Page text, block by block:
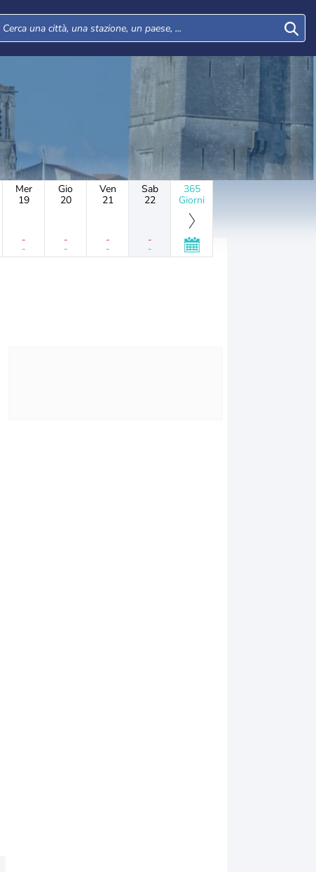
Mer
19
-
-
Gio
20
-
-
Ven
21
-
-
Sab
22
-
-
365
Giorni